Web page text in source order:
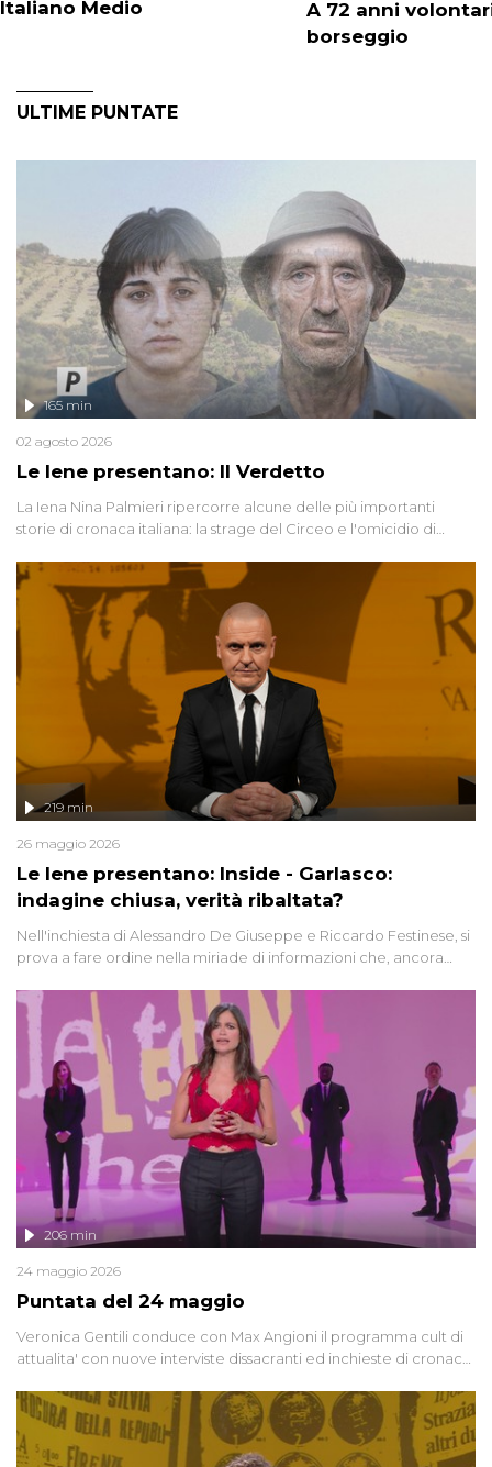
Italiano Medio
A 72 anni
borseggio
ULTIME PUNTATE
Le Iene presentano: Il Verdetto
165 min
02 agosto 2026
La Iena Nina Palmieri ripercorre alcune delle più importanti
storie di cronaca italiana: la strage del Circeo e l'omicidio di
Le Iene presentano: Inside - Garlasco:
indagine chiusa, verità ribaltata?
219 min
26 maggio 2026
Nell'inchiesta di Alessandro De Giuseppe e Riccardo Festinese, si
prova a fare ordine nella miriade di informazioni che, ancora
giudiziarie più discusse degli ultimi anni. Lo speciale ricostruisce la
vicenda mettendo in fila testimonianze, errori, dettagli
controversi e i protagonisti di un'indagine che sembra non avere
fine.
Puntata del 24 maggio
206 min
24 maggio 2026
Veronica Gentili conduce con Max Angioni il programma cult di
attualita' con nuove interviste dissacranti ed inchieste di cronaca